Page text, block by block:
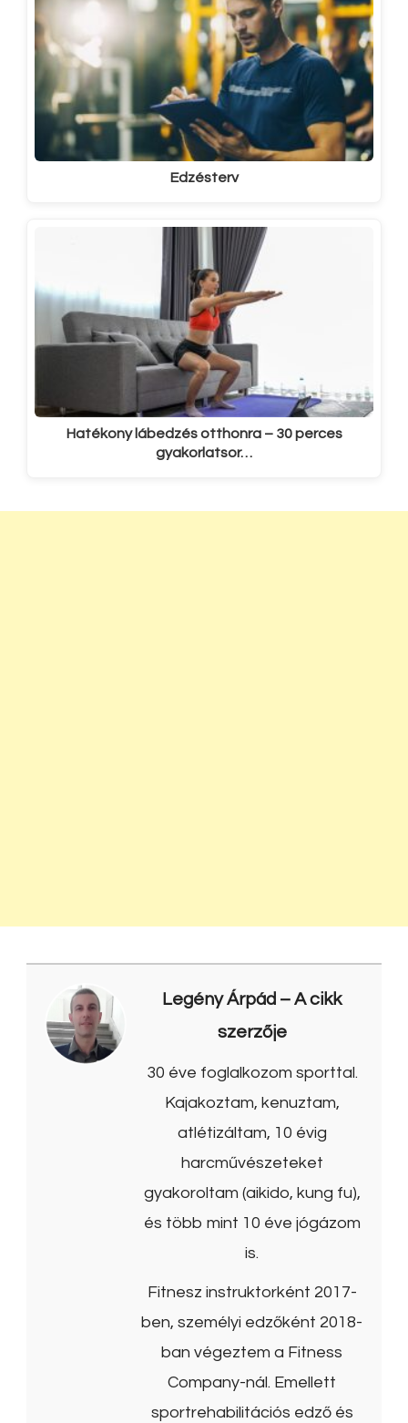
Edzésterv
Hatékony lábedzés otthonra – 30 perces
gyakorlatsor…
Legény Árpád – A cikk
szerzője
30 éve foglalkozom sporttal.
Kajakoztam, kenuztam,
atlétizáltam, 10 évig
harcművészeteket
gyakoroltam (aikido, kung fu),
és több mint 10 éve jógázom
is.
Fitnesz instruktorként 2017-
ben, személyi edzőként 2018-
ban végeztem a Fitness
Company-nál. Emellett
sportrehabilitációs edző és